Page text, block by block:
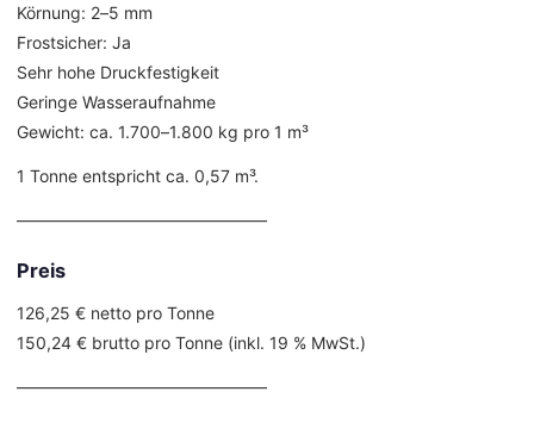
Körnung: 2–5 mm
Frostsicher: Ja
Sehr hohe Druckfestigkeit
Geringe Wasseraufnahme
Gewicht: ca. 1.700–1.800 kg pro 1 m³
1 Tonne entspricht ca. 0,57 m³.
––––––––––––––––––––––––––––––
Preis
126,25 € netto pro Tonne
150,24 € brutto pro Tonne (inkl. 19 % MwSt.)
––––––––––––––––––––––––––––––